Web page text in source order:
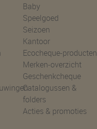
Baby
Speelgoed
Seizoen
Kantoor
Ecocheque-producten
Merken-overzicht
Geschenkcheque
Catalogussen &
folders
Acties & promoties